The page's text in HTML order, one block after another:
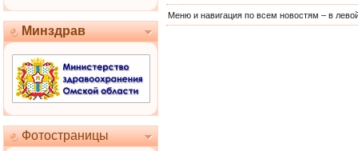
Минздрав
Фотостраницы
Меню и навигация по всем новостям – в